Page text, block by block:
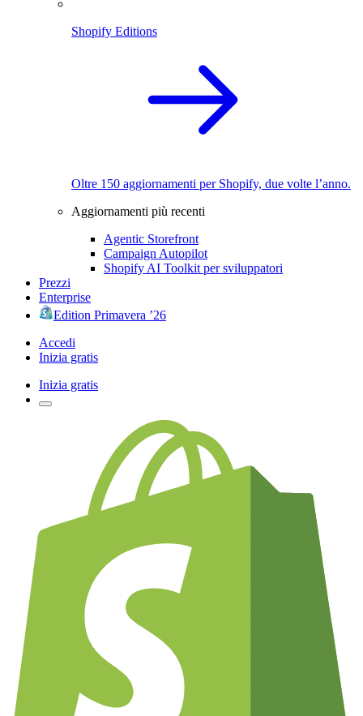
Shopify Editions
Oltre 150 aggiornamenti per Shopify, due volte l’anno.
Aggiornamenti più recenti
Agentic Storefront
Campaign Autopilot
Shopify AI Toolkit per sviluppatori
Prezzi
Enterprise
Edition Primavera ’26
Accedi
Inizia gratis
Inizia gratis